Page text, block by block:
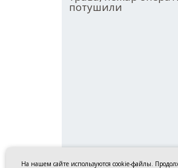
потушили
На нашем сайте используются cookie-файлы.